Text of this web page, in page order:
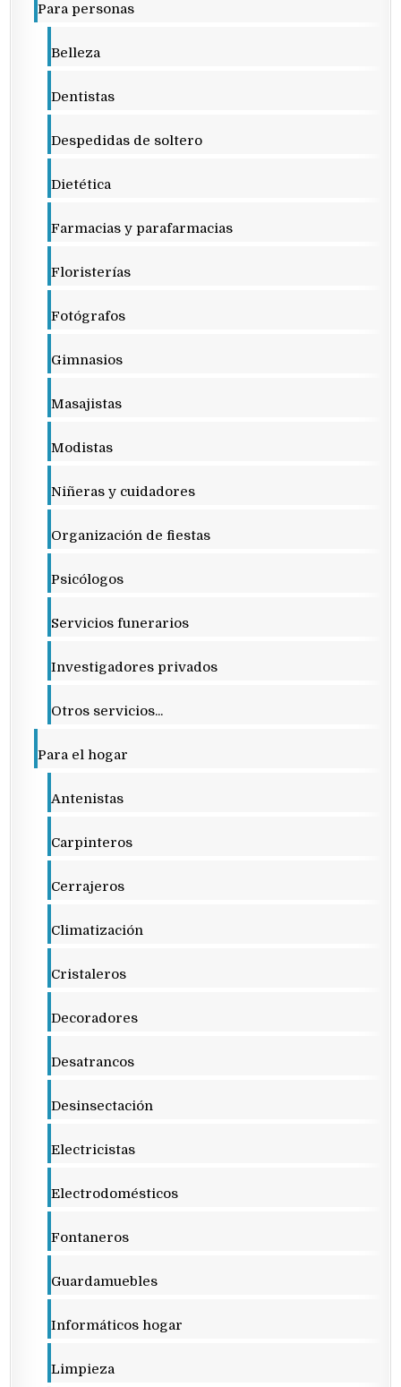
Para personas
Belleza
Dentistas
Despedidas de soltero
Dietética
Farmacias y parafarmacias
Floristerías
Fotógrafos
Gimnasios
Masajistas
Modistas
Niñeras y cuidadores
Organización de fiestas
Psicólogos
Servicios funerarios
Investigadores privados
Otros servicios...
Para el hogar
Antenistas
Carpinteros
Cerrajeros
Climatización
Cristaleros
Decoradores
Desatrancos
Desinsectación
Electricistas
Electrodomésticos
Fontaneros
Guardamuebles
Informáticos hogar
Limpieza